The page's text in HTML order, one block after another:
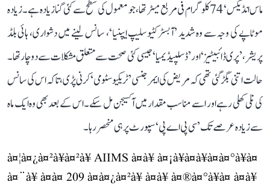
ماس انڈیکس‘ 74 کلوگرام فی مربع میٹر تھا، جو معمول کی سطح سے کئی گنا زیادہ ہے۔ زیادہ
موٹاپے کی وجہ سے وہ شدید ’آبسٹرکٹیو سلیپ ایپنیا‘، سانس لینے میں دشواری، ہائی بلڈ
پریشر، ’پری ڈائبیٹیز‘ اور ’ڈسلپیڈیمیا‘ جیسی کئی صحت سے متعلق مشکلات سے دوچار تھا۔
حالت اتنی بگڑ گئی تھی کہ مریض کی ایمرجنسی ’ٹریکیوسٹومی‘ کرنی پڑی، تاکہ اس کی سانس
کی نلی کھلی رہے اور اسے مناسب مقدار میں آکسیجن مل سکے۔ اس کے بعد بھی وہ ایک ماہ
سے زیادہ عرصے تک ’سی پی اے پی‘ سپورٹ پر ہی منحصر رہا۔
à¤¦à¤¿à¤²à¥à¤²à¥ AIIMS à¤à¥ à¤¡à¥à¤à¥à¤à¤°à¥à¤
à¤¨à¥ à¤à¤ 209 à¤à¤¿à¤²à¥ à¤à¥ à¤®à¤°à¥à¤ à¤à¥